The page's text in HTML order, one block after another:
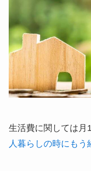
生活費に関しては月
人暮らしの時にもう